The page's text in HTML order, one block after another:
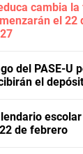
cambia
el 22
del PASE-U
el
de febrero